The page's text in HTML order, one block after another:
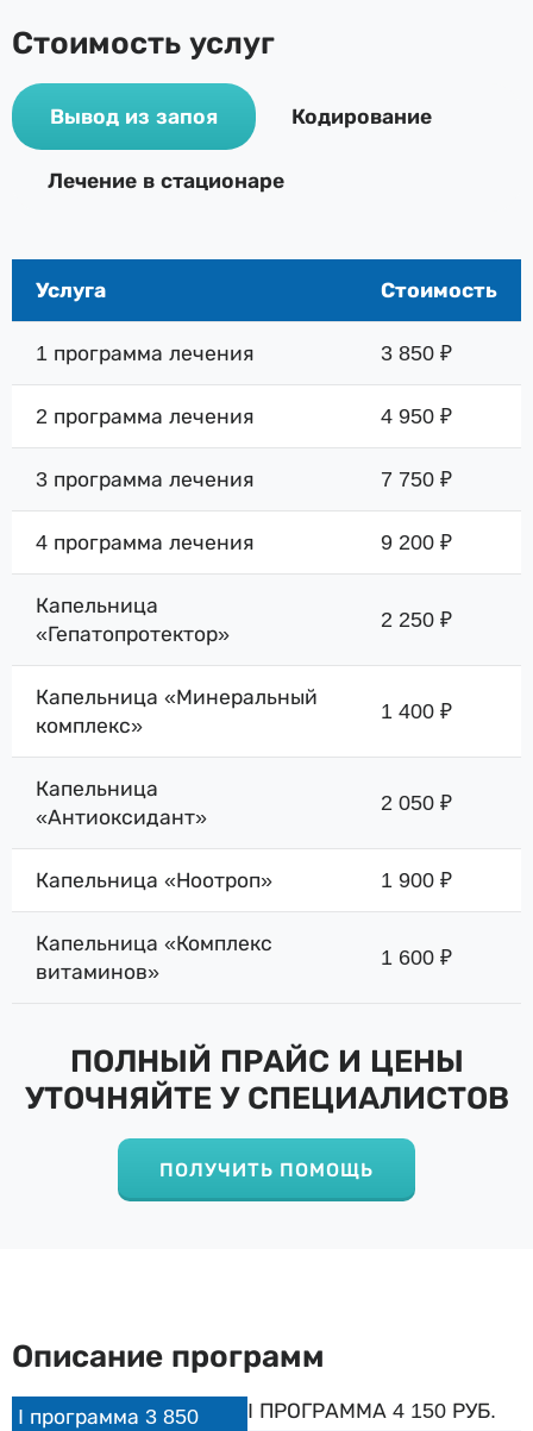
Стоимость услуг
Вывод из запоя Кодирование
Лечение в стационаре
Услуга Стоимость
1 программа лечения 3 850 ₽
2 программа лечения 4 950 ₽
3 программа лечения 7 750 ₽
4 программа лечения 9 200 ₽
Капельница
«Гепатопротектор»
2 250 ₽
Капельница «Минеральный
комплекс»
1 400 ₽
Капельница
«Антиоксидант»
2 050 ₽
Капельница «Ноотроп» 1 900 ₽
Капельница «Комплекс
витаминов»
1 600 ₽
ПОЛНЫЙ ПРАЙС И ЦЕНЫ
УТОЧНЯЙТЕ У СПЕЦИАЛИСТОВ
ПОЛУЧИТЬ ПОМОЩЬ
Описание программ
I программа 3 850
I ПРОГРАММА 4 150 РУБ.